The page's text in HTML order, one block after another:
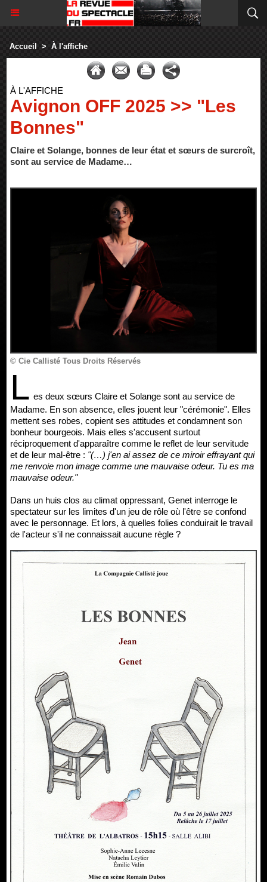
Accueil > À l'affiche
À L'AFFICHE
Avignon OFF 2025 >> "Les
Bonnes"
Claire et Solange, bonnes de leur état et sœurs de surcroît,
sont au service de Madame…
© Cie Callisté Tous Droits Réservés
L es deux sœurs Claire et Solange sont au service de
Madame. En son absence, elles jouent leur "cérémonie". Elles
mettent ses robes, copient ses attitudes et condamnent son
bonheur bourgeois. Mais elles s'accusent surtout
réciproquement d'apparaître comme le reflet de leur servitude
et de leur mal-être : "(…) j'en ai assez de ce miroir effrayant qui
me renvoie mon image comme une mauvaise odeur. Tu es ma
mauvaise odeur."
Dans un huis clos au climat oppressant, Genet interroge le
spectateur sur les limites d'un jeu de rôle où l'être se confond
avec le personnage. Et lors, à quelles folies conduirait le travail
de l'acteur s'il ne connaissait aucune règle ?